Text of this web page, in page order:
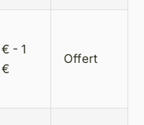
- 1
Offert